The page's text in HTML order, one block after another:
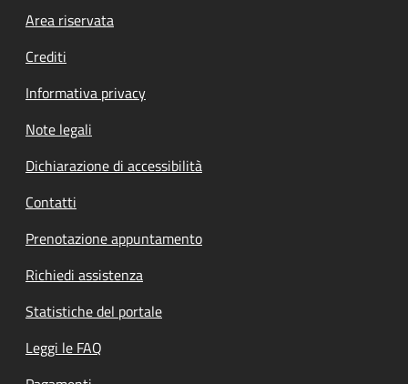
Footer menu
Area riservata
Crediti
Informativa privacy
Note legali
Dichiarazione di accessibilità
Contatti
Prenotazione appuntamento
Richiedi assistenza
Statistiche del portale
Leggi le FAQ